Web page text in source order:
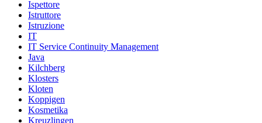
Ispettore
Istruttore
Istruzione
IT
IT Service Continuity Management
Java
Kilchberg
Klosters
Kloten
Koppigen
Kosmetika
Kreuzlingen